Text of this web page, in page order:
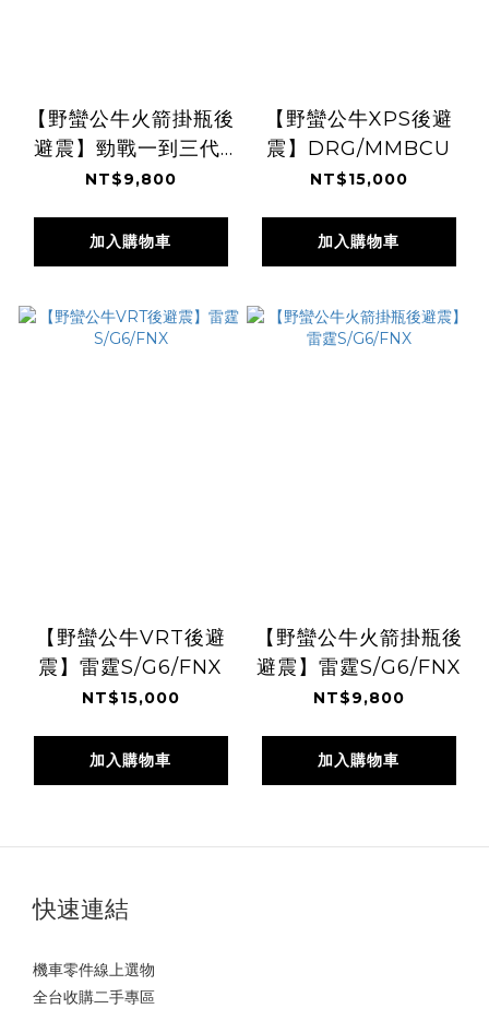
【野蠻公牛火箭掛瓶後
避震】勁戰一到三代/
勁戰六代/水冷BWS
NT$9,800
加入購物車
【野蠻公牛XPS後避
震】DRG/MMBCU
NT$15,000
加入購物車
【野蠻公牛VRT後避
震】雷霆S/G6/FNX
NT$15,000
加入購物車
【野蠻公牛火箭掛瓶後
避震】雷霆S/G6/FNX
NT$9,800
加入購物車
快速連結
機車零件線上選物
全台收購二手專區